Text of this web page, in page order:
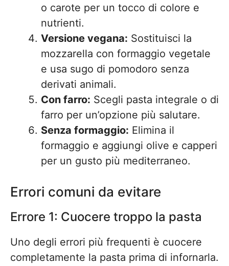
o carote per un tocco di colore e
nutrienti.
Versione vegana: Sostituisci la
mozzarella con formaggio vegetale
e usa sugo di pomodoro senza
derivati animali.
Con farro: Scegli pasta integrale o di
farro per un’opzione più salutare.
Senza formaggio: Elimina il
formaggio e aggiungi olive e capperi
per un gusto più mediterraneo.
Errori comuni da evitare
Errore 1: Cuocere troppo la pasta
Uno degli errori più frequenti è cuocere
completamente la pasta prima di infornarla.